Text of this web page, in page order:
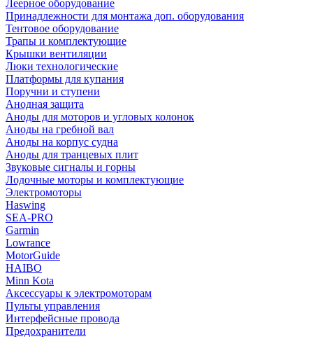
Леерное оборудование
Принадлежности для монтажа доп. оборудования
Тентовое оборудование
Трапы и комплектующие
Крышки вентиляции
Люки технологические
Платформы для купания
Поручни и ступени
Анодная защита
Аноды для моторов и угловых колонок
Аноды на гребной вал
Аноды на корпус судна
Аноды для транцевых плит
Звуковые сигналы и горны
Лодочные моторы и комплектующие
Электромоторы
Haswing
SEA-PRO
Garmin
Lowrance
MotorGuide
HAIBO
Minn Kota
Аксессуары к электромоторам
Пульты управления
Интерфейсные провода
Предохранители